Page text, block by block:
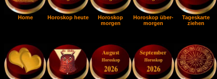
Home Horoskop heute
Horoskop
morgen
Horoskop über-
morgen
Tageskarte
ziehen